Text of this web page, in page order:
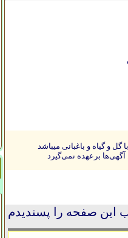
و گیاه و باغبانی میباشد
آگهی‌ها برعهده نمی‌گیرد
این صفحه را پسندیدم